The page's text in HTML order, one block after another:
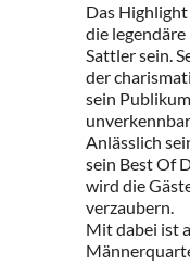
Das
die
Sattler sein.
der
sein
Anlässlich
sein Best Of
wird die
verzaubern.
Mit dabei ist